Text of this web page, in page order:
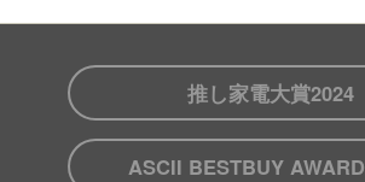
推し家電大賞2024
ASCII BESTBUY